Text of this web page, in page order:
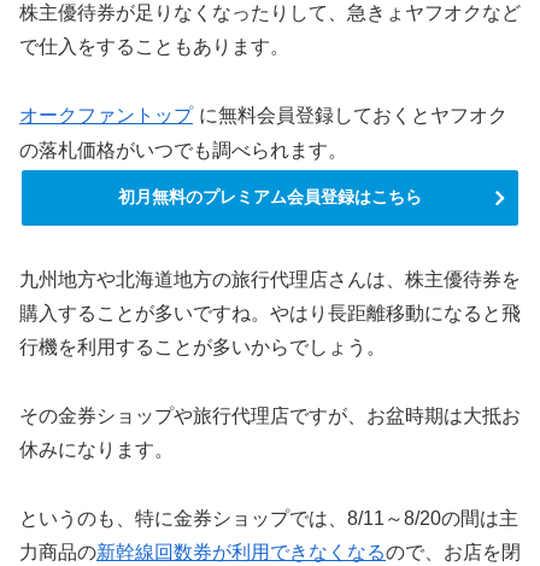
株主優待券が足りなくなったりして、急きょヤフオクなど
で仕入をすることもあります。
オークファントップ に無料会員登録しておくとヤフオク
の落札価格がいつでも調べられます。
初月無料のプレミアム会員登録はこちら
九州地方や北海道地方の旅行代理店さんは、株主優待券を
購入することが多いですね。やはり長距離移動になると飛
行機を利用することが多いからでしょう。
その金券ショップや旅行代理店ですが、お盆時期は大抵お
休みになります。
というのも、特に金券ショップでは、8/11～8/20の間は主
力商品の新幹線回数券が利用できなくなるので、お店を閉